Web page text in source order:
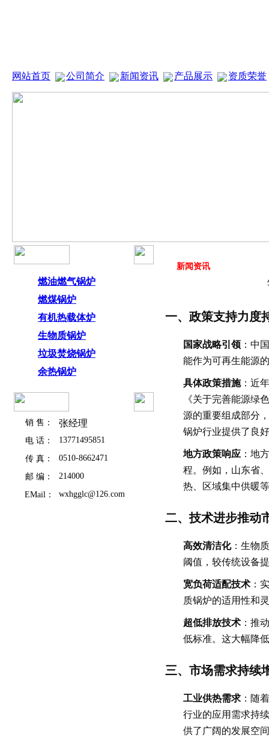
网站首页 公司简介 新闻资讯 产品展示 资质荣誉
燃油燃气锅炉
燃煤锅炉
有机热载体炉
生物质锅炉
垃圾焚烧锅炉
余热锅炉
销 售： 张经理
电 话： 13771495851
传 真： 0510-8662471
邮 编： 214000
EMail： wxhgglc@126.com
新闻资讯
一、政策支持力度
国家战略引领：中
能作为可再生能源
具体政策措施：近
《关于完善能源绿
源的重要组成部分
锅炉行业提供了良
地方政策响应：地
程。例如，山东省
热、区域集中供暖
二、技术进步推动
高效清洁化：生物
阈值，较传统设备
宽负荷适配技术：
质锅炉的适用性和
超低排放技术：推
低标准。这大幅降
三、市场需求持续
工业供热需求：随
行业的应用需求持
供了广阔的发展空